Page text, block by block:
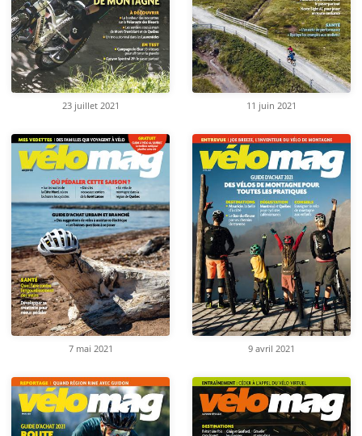
23 juillet 2021 11 juin 2021
7 mai 2021 9 avril 2021